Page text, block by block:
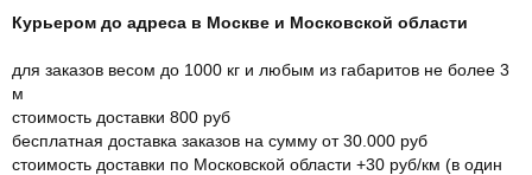
Курьером до адреса в Москве и Московской области
для заказов весом до 1000 кг и любым из габаритов не более 3
м
стоимость доставки 800 руб
бесплатная доставка заказов на сумму от 30.000 руб
стоимость доставки по Московской области +30 руб/км (в один